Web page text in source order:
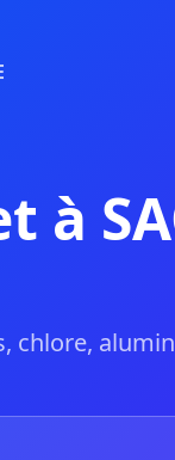
à
chlore,